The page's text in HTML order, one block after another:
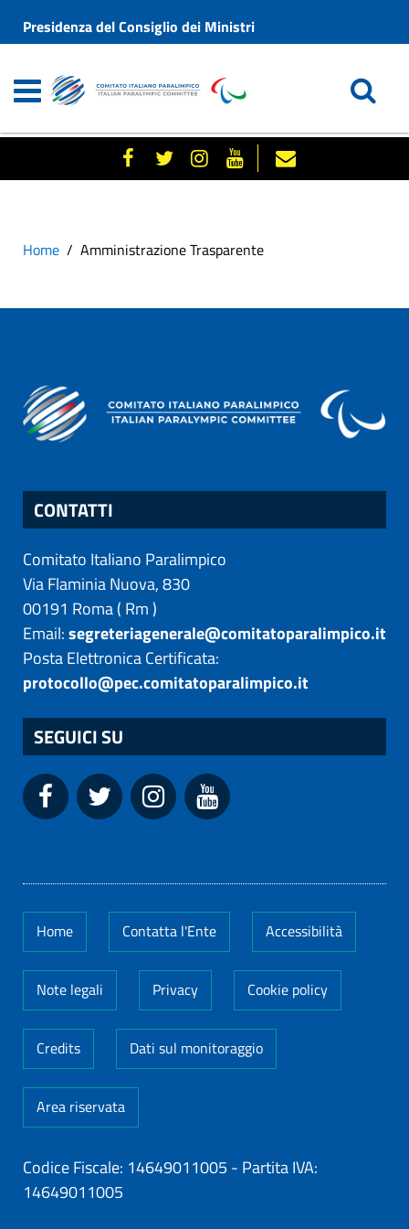
Presidenza del Consiglio dei Ministri
Home Amministrazione Trasparente
CONTATTI
Comitato Italiano Paralimpico
Via Flaminia Nuova, 830
00191 Roma( Rm)
Email:segreteriagenerale@comitatoparalimpico.it
Posta Elettronica Certificata:
protocollo@pec.comitatoparalimpico.it
SEGUICI SU
Home Contatta l'Ente Accessibilità
Note legali Privacy Cookie policy
Credits Dati sul monitoraggio
Area riservata
Codice Fiscale: 14649011005 - Partita IVA:
14649011005